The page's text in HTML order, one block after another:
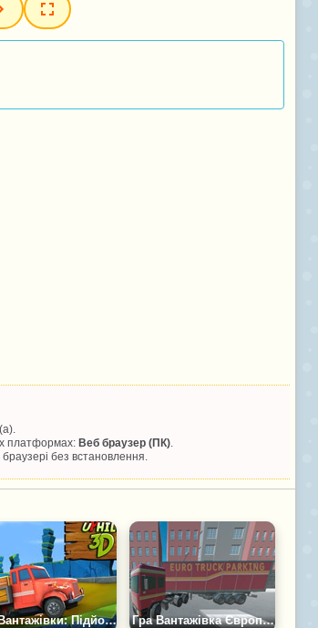
платформах: Веб браузер (ПК).
без встановлення.
Гра Вантажівки: Підйом 3Д Гра Вантажівка Європарковка